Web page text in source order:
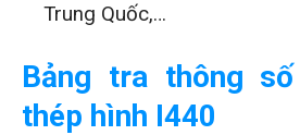
Trung Quốc,…
Bảng tra thông
thép hình I440